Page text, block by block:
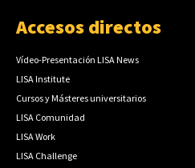
Accesos directos
Vídeo-Presentación LISA News
LISA Institute
Cursos y Másteres universitarios
LISA Comunidad
LISA Work
LISA Challenge